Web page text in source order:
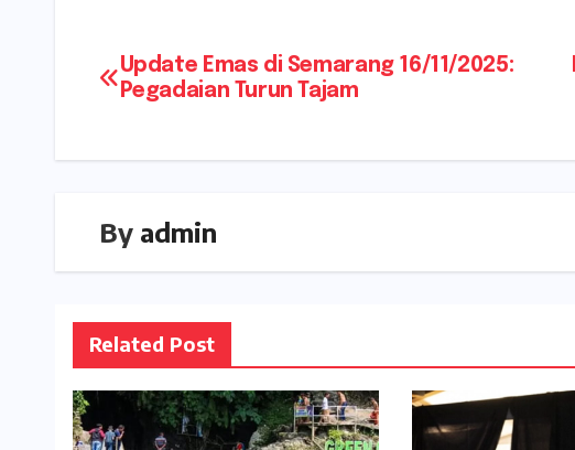
Navigasi
Update Emas di Semarang 16/11/2025:
Pegadaian Turun Tajam
By admin
Related Post